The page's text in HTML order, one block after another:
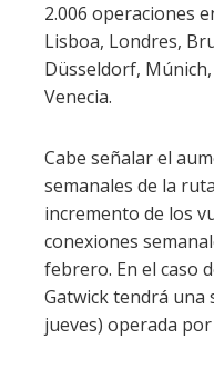
2.006 operaciones
Lisboa, Londres,
Düsseldorf,
Venecia.
Cabe señalar el
semanales de la
incremento de los
conexiones
febrero. En el caso
Gatwick tendrá una
jueves) operada